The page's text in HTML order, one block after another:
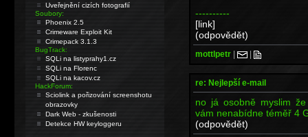
----------
[link]
(odpovědět)
mottlpetr | |
re: Nejlepší e-mail
no já osobně myslim
vám nenabídne téměř 4
(odpovědět)
Uveřejnění cizích fotografií
Soubory:
Phoenix 2.5
Crimeware Exploit Kit
Crimepack 3.1.3
BugTrack:
SQLi na listyprahy1.cz
SQLi na Florenc
SQLi na kacov.cz
HackForum:
Sciolink a pořizování screenshotu
obrazovky
Dark Web - zkušenosti
Detekce HW keyloggeru